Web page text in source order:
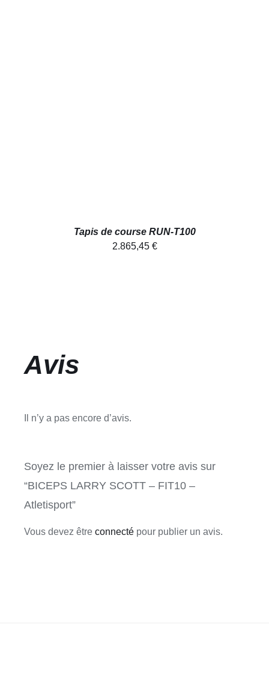
Tapis de course RUN-T100
2.865,45 €
Avis
Il n’y a pas encore d’avis.
Soyez le premier à laisser votre avis sur
“BICEPS LARRY SCOTT – FIT10 –
Atletisport”
Vous devez être connectépour publier un avis.